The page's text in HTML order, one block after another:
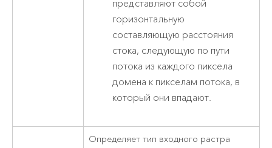
представляют собой
горизонтальную
составляющую расстояния
стока, следующую по пути
потока из каждого пиксела
домена к пикселам потока, в
который они впадают.
Определяет тип входного растра